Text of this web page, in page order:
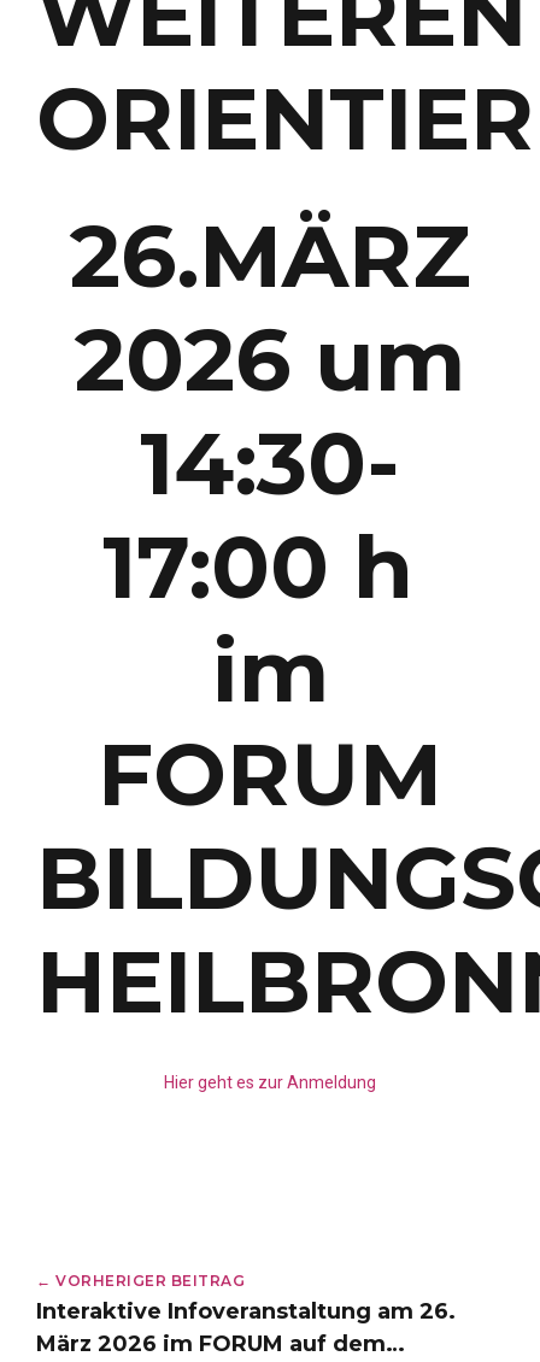
26.MÄRZ
2026 um
14:30-
17:00 h
im
FORUM
Hier geht es zur Anmeldung
← VORHERIGER BEITRAG
Interaktive Infoveranstaltung am 26.
März 2026 im FORUM auf dem